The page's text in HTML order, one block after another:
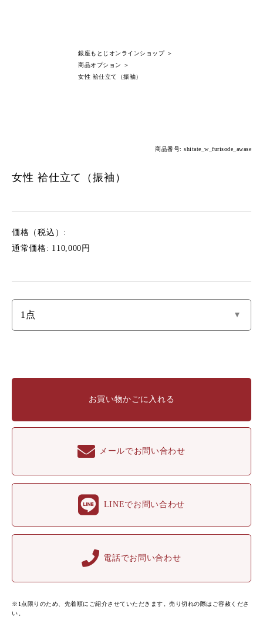
銀座もとじオンラインショップ＞
商品オプション
＞
女性 袷仕立て（振袖）
商品番号: shitate_w_furisode_awase
女性 袷仕立て（振袖）
価格（税込）:
通常価格: 110,000円
お買い物かごに入れる
メールでお問い合わせ
LINEでお問い合わせ
電話でお問い合わせ
※1点限りのため、先着順にご紹介させていただきます。売り切れの際はご容赦くださ
い。